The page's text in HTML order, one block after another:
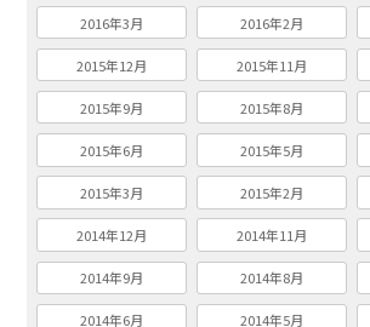
2016年3月 2016年2月
2015年12月 2015年11月
2015年9月 2015年8月
2015年6月 2015年5月
2015年3月 2015年2月
2014年12月 2014年11月
2014年9月 2014年8月
2014年6月 2014年5月